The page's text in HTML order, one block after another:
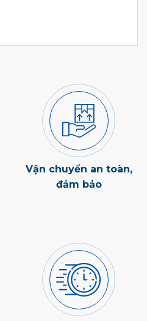
Vận chuyển an toàn,
đảm bảo